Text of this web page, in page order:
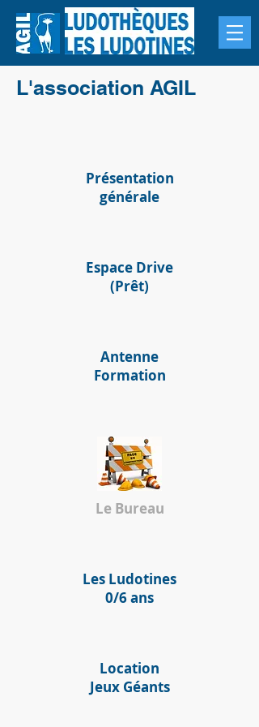
L'association AGIL
Présentation
générale
Espace Drive
(Prêt)
Antenne
Formation
Le Bureau
Les Ludotines
0/6 ans
Location
Jeux Géants